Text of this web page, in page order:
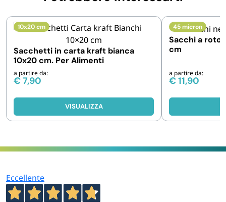
10x20 cm
Sacchetti in carta kraft bianca
10x20 cm. Per Alimenti
a partire da:
€7,90
VISUALIZZA
45 micron
Sacchi a
cm
a partire da:
€11,90
Eccellente